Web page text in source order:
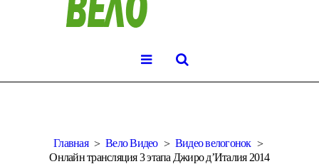
Главная Вело Видео
Видео велогонок
Онлайн трансляция 3 этапа Джиро д’Италия 2014